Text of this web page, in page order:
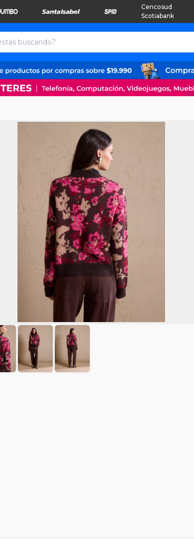
Cencosud
Scotiabank